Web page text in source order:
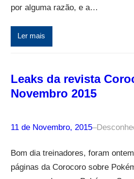
por alguma razão, e a…
Ler mais
Leaks da revista
Novembro 2015
11 de Novembro, 2015–
Bom dia treinadores, foram
páginas da Corocoro sobre